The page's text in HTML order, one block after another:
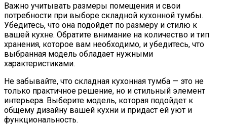
Важно учитывать размеры помещения и свои
потребности при выборе складной кухонной тумбы.
Убедитесь, что она подойдет по размеру и стилю к
вашей кухне. Обратите внимание на количество и тип
хранения, которое вам необходимо, и убедитесь, что
выбранная модель обладает нужными
характеристиками.
Не забывайте, что складная кухонная тумба — это не
только практичное решение, но и стильный элемент
интерьера. Выберите модель, которая подойдет к
общему дизайну вашей кухни и придаст ей уют и
функциональность.